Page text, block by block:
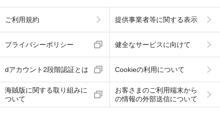
ご利用規約 提供事業者等に関する表示
プライバシーポリシー 健全なサービスに向けて
dアカウント2段階認証とは Cookieの利用について
海賊版に関する取り組みに
ついて
お客さまのご利用端末から
の情報の外部送信について